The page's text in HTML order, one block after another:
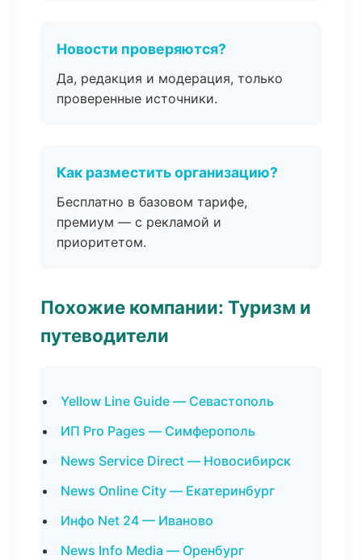
Новости проверяются?
Да, редакция и модерация, только
проверенные источники.
Как разместить организацию?
Бесплатно в базовом тарифе,
премиум — с рекламой и
приоритетом.
Похожие компании: Туризм и
путеводители
Yellow Line Guide — Севастополь
ИП Pro Pages — Симферополь
News Service Direct — Новосибирск
News Online City — Екатеринбург
Инфо Net 24 — Иваново
News Info Media — Оренбург